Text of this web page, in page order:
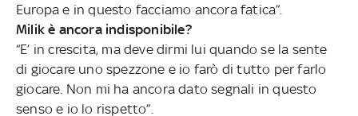
Europa e in questo facciamo ancora fatica”.
Milik è ancora indisponibile?
“E’ in crescita, ma deve dirmi lui quando se la sente
di giocare uno spezzone e io farò di tutto per farlo
giocare. Non mi ha ancora dato segnali in questo
senso e io lo rispetto”.